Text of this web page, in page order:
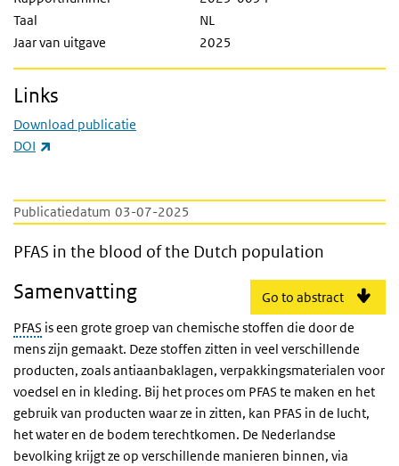
Publicatiedatum 03-07-2025
PFAS in the blood of the Dutch population
PFAS in the blood of the Dutch population
Go to abstract
Samenvatting
PFAS is een grote groep van chemische stoffen die door de
mens zijn gemaakt. Deze stoffen zitten in veel verschillende
producten, zoals antiaanbaklagen, verpakkingsmaterialen voor
voedsel en in kleding. Bij het proces om PFAS te maken en het
gebruik van producten waar ze in zitten, kan PFAS in de lucht,
het water en de bodem terechtkomen. De Nederlandse
bevolking krijgt ze op verschillende manieren binnen, via
Taal
NL
Jaar van uitgave
2025
Links
Download publicatie
DOI